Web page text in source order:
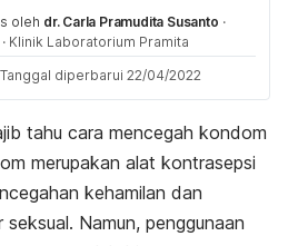
oleh dr. Carla Pramudita Susanto ·
· Klinik Laboratorium Pramita
Tanggal diperbarui 22/04/2022
tahu cara mencegah kondom
merupakan alat kontrasepsi
kehamilan dan
Namun, penggunaan